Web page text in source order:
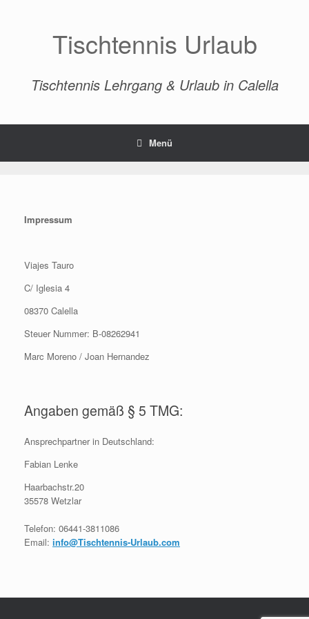
Tischtennis Urlaub
Tischtennis Lehrgang & Urlaub in Calella
Menü
Impressum
Viajes Tauro
C/ Iglesia 4
08370 Calella
Steuer Nummer: B-08262941
Marc Moreno / Joan Hernandez
Angaben gemäß § 5 TMG:
Ansprechpartner in Deutschland:
Fabian Lenke
Haarbachstr.20
35578 Wetzlar
Telefon: 06441-3811086
Email: info@Tischtennis-Urlaub.com